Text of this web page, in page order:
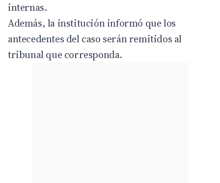
internas.
Además, la institución informó que los
antecedentes del caso serán remitidos al
tribunal que corresponda.